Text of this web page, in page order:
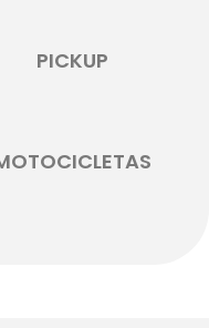
PICKUP